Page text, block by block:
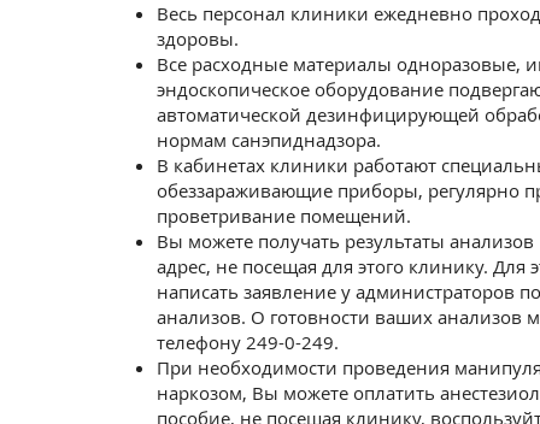
Весь персонал клиники ежедневно
здоровы.
Все расходные материалы одноразовые,
эндоскопическое оборудование
автоматической дезинфицирующей
нормам санэпиднадзора.
В кабинетах клиники работают
обеззараживающие приборы, регулярно
проветривание помещений.
Вы можете получать результаты
адрес, не посещая для этого клинику. Для
написать заявление у администраторов
анализов. О готовности ваших анализов
телефону 249-0-249.
При необходимости проведения
наркозом, Вы можете оплатить
пособие, не посещая клинику,